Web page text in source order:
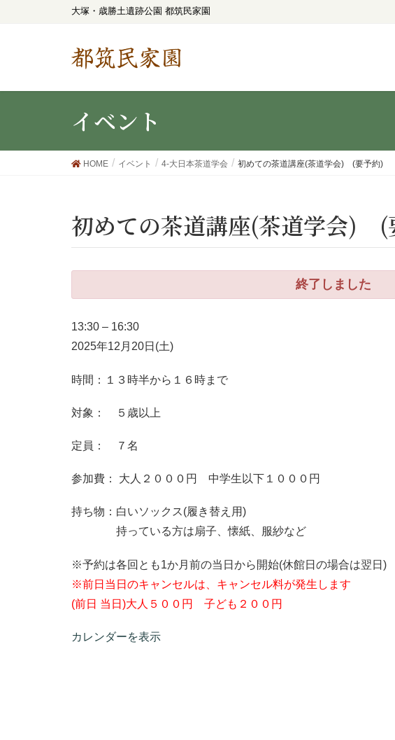
大塚・歳勝土遺跡公園 都筑民家園
都筑民家園
イベント
HOME イベント 4-大日本茶道学会 初めての茶道講座(茶道学会) (要予約)
初めての茶道講座(茶道学会)
13:30 – 16:30
2025年12月20日(土)
時間：１３時半から１６時まで
対象： ５歳以上
定員： ７名
参加費： 大人２０００円 中学生以下１０００円
持ち物：白いソックス(履き替え用)
持っている方は扇子、懐紙、服紗など
※予約は各回とも1か月前の当日から開始(休館日の場合は翌日)
※前日当日のキャンセルは、キャンセル料が発生します
(前日 当日)大人５００円 子ども２００円
カレンダーを表示